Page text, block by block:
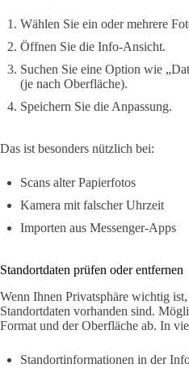
Wählen Sie ein oder mehrere
Öffnen Sie die Info-Ansicht.
Suchen Sie eine Option wie
(je nach Oberfläche).
Speichern Sie die Anpassung.
Das ist besonders nützlich bei:
Scans alter Papierfotos
Kamera mit falscher Uhrzeit
Importen aus Messenger-Apps
Standortdaten prüfen oder entfernen
Wenn Ihnen Privatsphäre wichtig
Standortdaten vorhanden sind.
Format und der Oberfläche ab. In
Standortinformationen in der